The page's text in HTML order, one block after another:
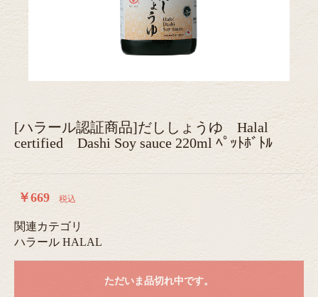
[ハラール認証商品]だししょうゆ Halal
certified Dashi Soy sauce 220ml ﾍﾟｯﾄﾎﾞﾄﾙ
￥669 税込
関連カテゴリ
ハラール HALAL
ただいま品切れ中です。